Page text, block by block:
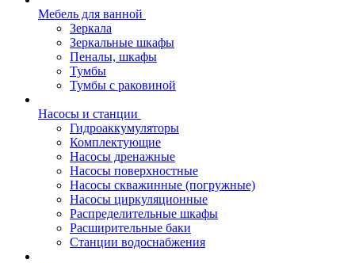
Мебель для ванной
Зеркала
Зеркальные шкафы
Пеналы, шкафы
Тумбы
Тумбы с раковиной
Насосы и станции
Гидроаккумуляторы
Комплектующие
Насосы дренажные
Насосы поверхностные
Насосы скважинные (погружные)
Насосы циркуляционные
Распределительные шкафы
Расширительные баки
Станции водоснабжения